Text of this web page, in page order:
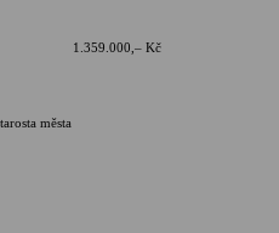
Kč
města